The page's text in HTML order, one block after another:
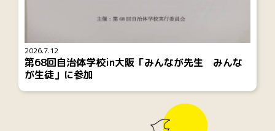
2026.7.12
第68回自治体学校in大阪「みんなが先生 みんな
が生徒」に参加